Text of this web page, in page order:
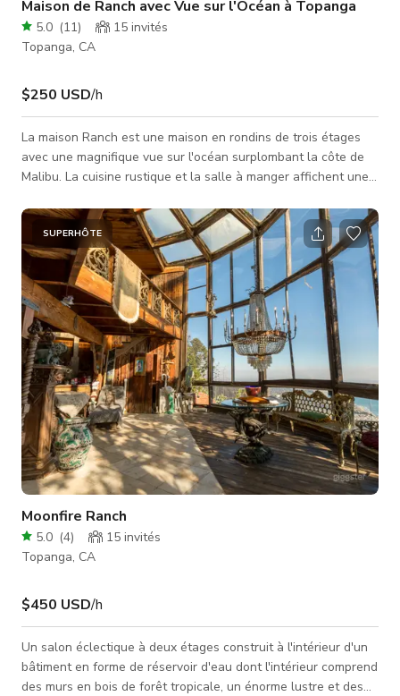
Maison de Ranch avec Vue sur l'Océan à Topanga
5.0 (11) 15 invités
Topanga, CA
$250 USD/h
La maison Ranch est une maison en rondins de trois étages
avec une magnifique vue sur l'océan surplombant la côte de
Malibu. La cuisine rustique et la salle à manger affichent une
unique avec plafond à poutres apparentes et cheminée. Le
salon contient une cheminée et un piano et la chambre
principale dispose d'une cheminée et d'une terrasse avec une
vue spectaculaire sur l'océan. L'allée est en forme de boucle
et la terras
SUPERHÔTE
Moonfire Ranch
5.0 (4) 15 invités
Topanga, CA
$450 USD/h
Un salon éclectique à deux étages construit à l'intérieur d'un
bâtiment en forme de réservoir d'eau dont l'intérieur comprend
des murs en bois de forêt tropicale, un énorme lustre et des